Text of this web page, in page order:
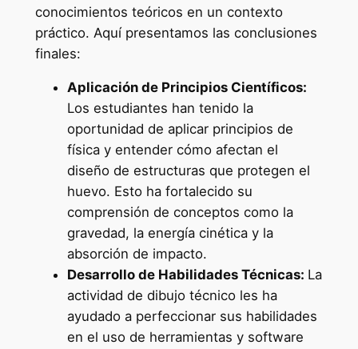
conocimientos teóricos en un contexto
práctico. Aquí presentamos las conclusiones
finales:
Aplicación de Principios Científicos:
Los estudiantes han tenido la
oportunidad de aplicar principios de
física y entender cómo afectan el
diseño de estructuras que protegen el
huevo. Esto ha fortalecido su
comprensión de conceptos como la
gravedad, la energía cinética y la
absorción de impacto.
Desarrollo de Habilidades Técnicas: La
actividad de dibujo técnico les ha
ayudado a perfeccionar sus habilidades
en el uso de herramientas y software